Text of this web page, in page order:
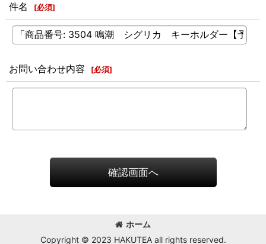
件名 [必須]
お問い合わせ内容 [必須]
確認画面へ
ホーム
Copyright © 2023 HAKUTEA all rights reserved.